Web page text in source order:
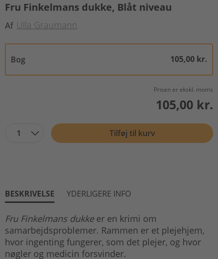
Fru Finkelmans dukke, Blåt niveau
Af Ulla Graumann
Bog 105,00 kr.
Prisen er ekskl. moms
105,00 kr.
1 Tilføj til kurv
BESKRIVELSE YDERLIGERE INFO
Fru Finkelmans dukkeer en krimi om
samarbejdsproblemer. Rammen er et plejehjem,
hvor ingenting fungerer, som det plejer, og hvor
nøgler og medicin forsvinder.